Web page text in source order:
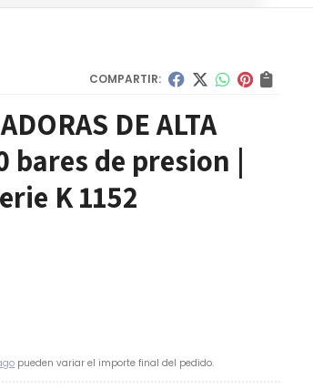
COMPARTIR:
DE ALTA
bares de presion |
K 1152
pueden variar el importe final del pedido.